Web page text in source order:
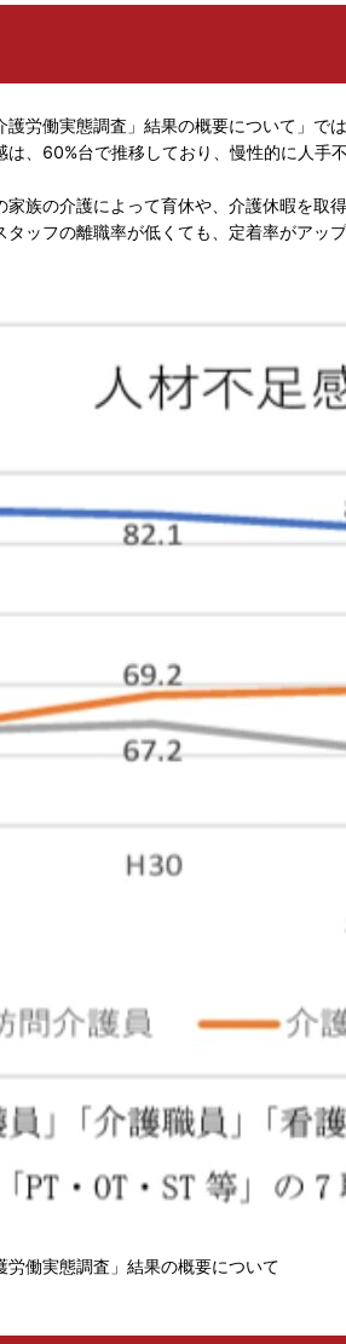
労働実態調査」結果の概要について」で
、60%台で推移しており、慢性的に人手
族の介護によって育休や、介護休暇を取
ッフの離職率が低くても、定着率がアッ
働実態調査」結果の概要について